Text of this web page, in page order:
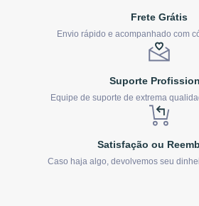
Frete Grátis
Envio rápido e acompanhado com
Suporte
Equipe de suporte de extrema
Satisfação ou
Caso haja algo, devolvemos seu